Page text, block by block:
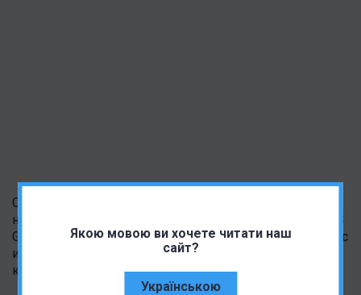
Якою мовою ви хочете читати наш
сайт?
Українською
Ожидается, что новый флагман Honor будет работать
на самом мощном чипсете от Qualcomm – Snapdragon 8
Gen 3. А его дизайн сочетает лучшие черты серий Magic
и Mate от Huawei с характерной круглой выемкой под
камеры.